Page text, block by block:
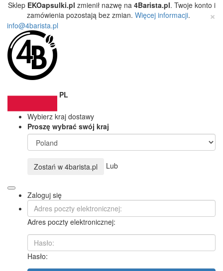
Sklep EKOapsulki.pl zmienił nazwę na 4Barista.pl. Twoje konto i
zamówienia pozostają bez zmian. Więcej informacji. ×
info@4barista.pl
PL
Wybierz kraj dostawy
Proszę wybrać swój kraj
Zostań w 4barista.pl Lub
Zaloguj się
Adres poczty elektronicznej:
Hasło: